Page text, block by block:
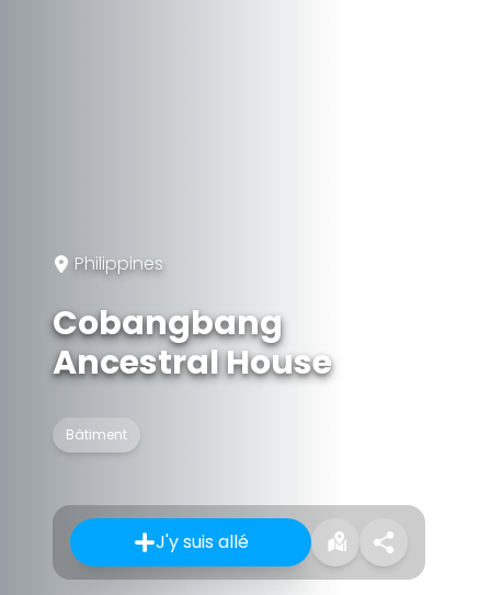
Philippines
Cobangbang
Ancestral House
Bâtiment
J'y suis allé